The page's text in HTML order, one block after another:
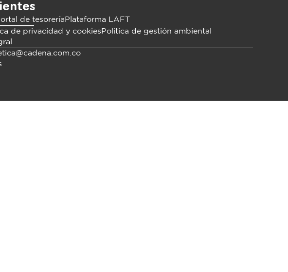
de tesoreríaPlataforma LAFT
de privacidad y cookiesPolítica de gestión ambiental